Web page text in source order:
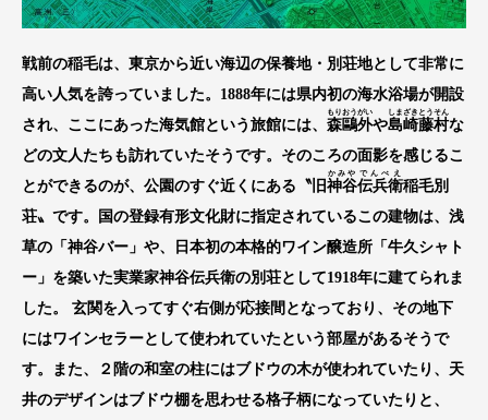
戦前の稲毛は、東京から近い海辺の保養地・別荘地として非常に
高い人気を誇っていました。1888年には県内初の海水浴場が開設
され、ここにあった海気館という旅館には、 森鷗外
もりおうがい
や島崎
しまざき
藤村
とうそん
な
どの文人たちも訪れていたそうです。そのころの面影を感じるこ
とができるのが、公園のすぐ近くにある〝旧神谷
かみや
伝兵衛
でんべえ
稲毛別
荘〟です。国の登録有形文化財に指定されているこの建物は、浅
草の「神谷バー」や、日本初の本格的ワイン醸造所「牛久シャト
ー」を築いた実業家神谷伝兵衛の別荘として1918年に建てられま
した。 玄関を入ってすぐ右側が応接間となっており、その地下
にはワインセラーとして使われていたという部屋があるそうで
す。また、２階の和室の柱にはブドウの木が使われていたり、天
井のデザインはブドウ棚を思わせる格子柄になっていたりと、